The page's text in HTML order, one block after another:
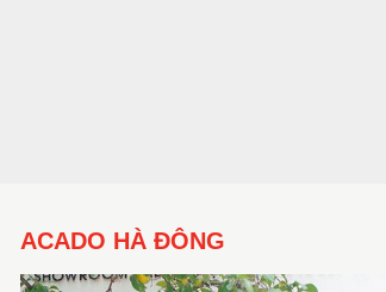
ACADO HÀ ĐÔNG